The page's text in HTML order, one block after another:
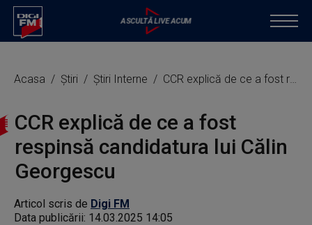
Acasa Știri Știri Interne CCR explică de ce a fost respinsă candidatura lui Călin Georgescu
CCR explică de ce a fost
respinsă candidatura lui Călin
Georgescu
Articol scris de Digi FM
Data publicării: 14.03.2025 14:05